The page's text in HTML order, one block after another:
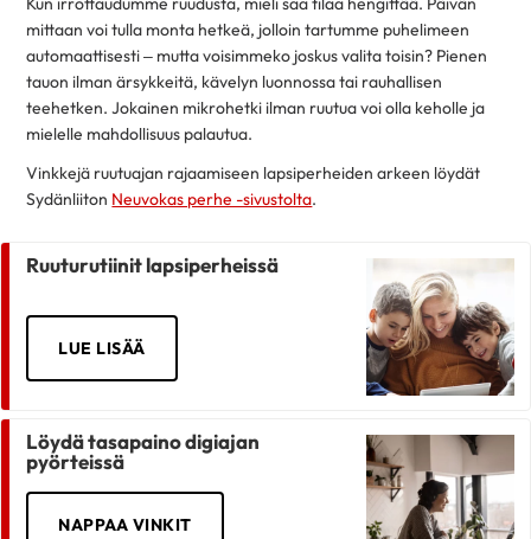
mittaan voi tulla monta hetkeä, jolloin tartumme puhelimeen
automaattisesti – mutta voisimmeko joskus valita toisin? Pienen
tauon ilman ärsykkeitä, kävelyn luonnossa tai rauhallisen
teehetken. Jokainen mikrohetki ilman ruutua voi olla keholle ja
mielelle mahdollisuus palautua.
Vinkkejä ruutuajan rajaamiseen lapsiperheiden arkeen löydät
Sydänliiton Neuvokas perhe -sivustolta.
Ruuturutiinit lapsiperheissä
LUE LISÄÄ
Löydä tasapaino digiajan
pyörteissä
NAPPAA VINKIT